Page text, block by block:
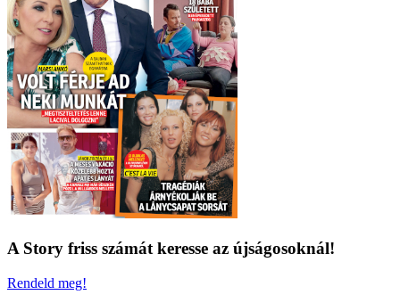
A Story friss számát keresse az újságosoknál!
Rendeld meg!